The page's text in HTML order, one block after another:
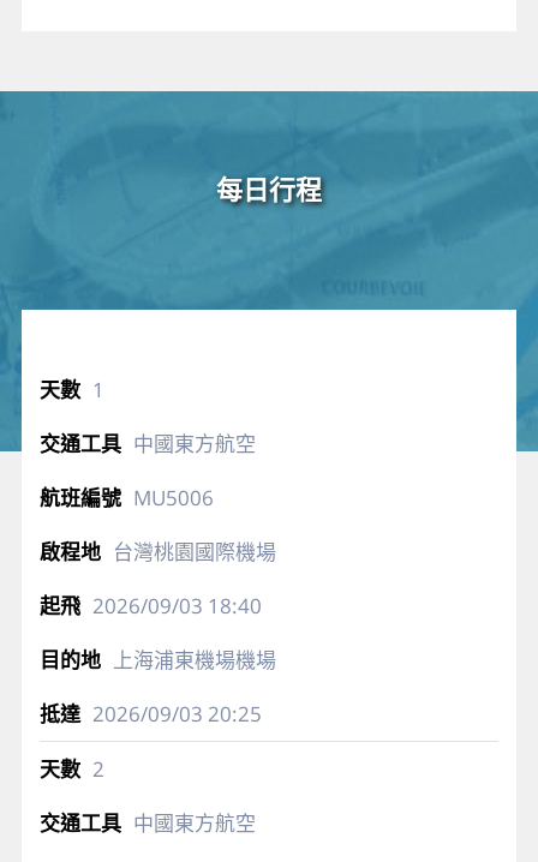
每日行程
1
中國東方航空
MU5006
台灣桃園國際機場
2026/09/03 18:40
上海浦東機場機場
2026/09/03 20:25
2
中國東方航空